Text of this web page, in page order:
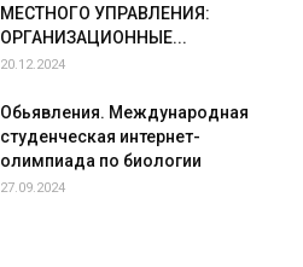
МЕСТНОГО УПРАВЛЕНИЯ:
ОРГАНИЗАЦИОННЫЕ...
20.12.2024
Обьявления. Международная
студенческая интернет-
олимпиада по биологии
27.09.2024